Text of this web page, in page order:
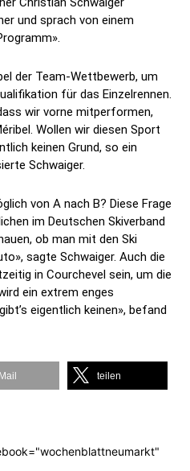
und sprach von einem
der Team-Wettbewerb, um
für das Einzelrennen.
wir vorne mitperformen,
Wollen wir diesen Sport
keinen Grund, so ein
Schwaiger.
von A nach B? Diese Frage
im Deutschen Skiverband
ob man mit den Ski
sagte Schwaiger. Auch die
in Courchevel sein, um die
ein extrem enges
eigentlich keinen», befand
teilen